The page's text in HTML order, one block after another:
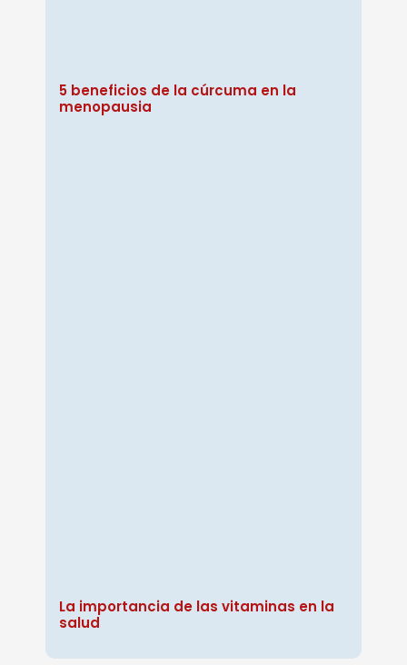
5 beneficios de la cúrcuma en la
menopausia
La importancia de las vitaminas en la
salud